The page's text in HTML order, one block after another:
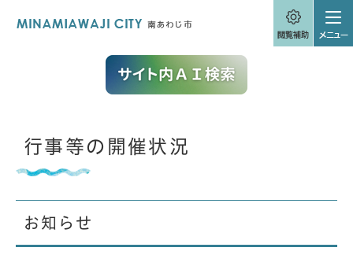
文行事等の開催状況
お知らせ